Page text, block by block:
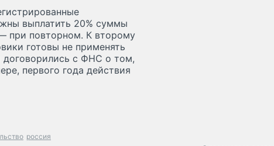
выплатить 20% суммы
при повторном. К второму
готовы не применять
договорились с ФНС о том,
первого года действия
россия